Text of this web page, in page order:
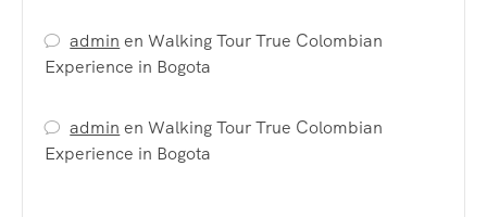
admin enWalking Tour True Colombian
Experience in Bogota
admin enWalking Tour True Colombian
Experience in Bogota